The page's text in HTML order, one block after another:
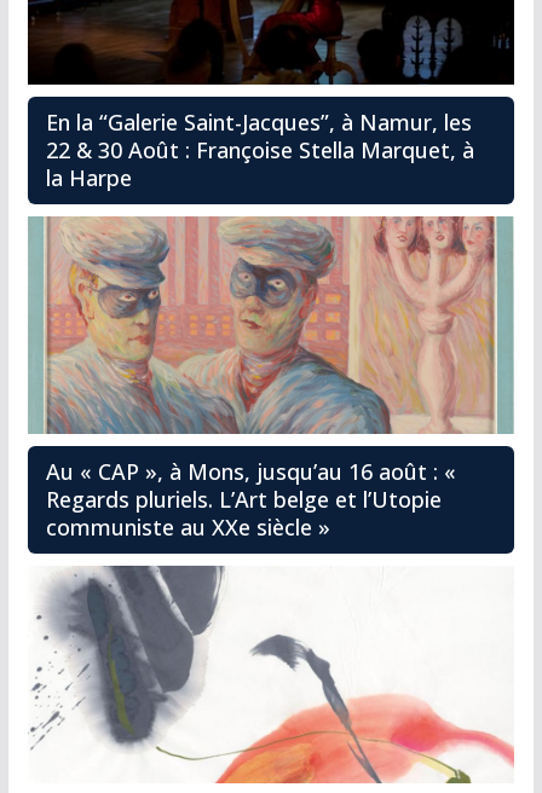
En la “Galerie Saint-Jacques”, à Namur, les
22 & 30 Août : Françoise Stella Marquet, à
la Harpe
Au « CAP », à Mons, jusqu’au 16 août : «
Regards pluriels. L’Art belge et l’Utopie
communiste au XXe siècle »